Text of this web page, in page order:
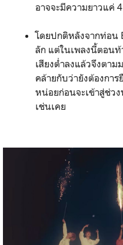
อาจจะมีความยาวแค่
โดยปกติหลังจากท่อน
ลัก แต่ในเพลงนี้ตอน
เสียงต่ำลงแล้วจึงตา
คล้ายกับว่ายังต้องกา
หน่อยก่อนจะเข้าสู่ช่ว
เช่นเคย